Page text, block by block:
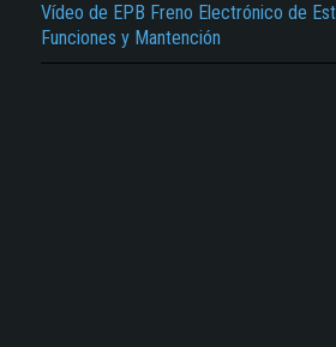
Vídeo de EPB Freno Electrónico de
Funciones y Mantención
El Título es incorrecto según
Texto o Imagen de portada